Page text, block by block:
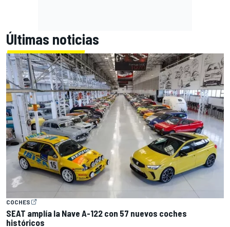
Últimas noticias
COCHES
SEAT amplía la Nave A-122 con 57 nuevos coches
históricos